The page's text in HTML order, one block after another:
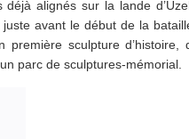
déjà alignés sur la lande
avant le début de la
première sculpture
parc de sculptures-mémorial.